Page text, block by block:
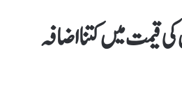
میں کتنا اضافہ